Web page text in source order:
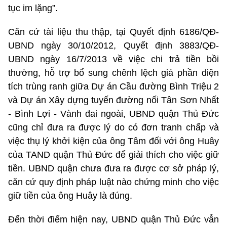
tục im lặng”.
Căn cứ tài liệu thu thập, tại Quyết định 6186/QĐ-
UBND ngày 30/10/2012, Quyết định 3883/QĐ-
UBND ngày 16/7/2013 về việc chi trả tiền bồi
thường, hỗ trợ bổ sung chênh lệch giá phần diện
tích trùng ranh giữa Dự án Cầu đường Bình Triệu 2
và Dự án Xây dựng tuyến đường nối Tân Sơn Nhất
- Bình Lợi - Vành đai ngoài, UBND quận Thủ Đức
cũng chỉ đưa ra được lý do có đơn tranh chấp và
việc thụ lý khởi kiện của ông Tâm đối với ông Huây
của TAND quận Thủ Đức để giải thích cho việc giữ
tiền. UBND quận chưa đưa ra được cơ sở pháp lý,
căn cứ quy định pháp luật nào chứng minh cho việc
giữ tiền của ông Huây là đúng.
Đến thời điểm hiện nay, UBND quận Thủ Đức vẫn